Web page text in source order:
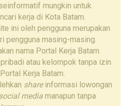
mungkin untuk
kerja di Kota Batam.
ini oleh pengguna merupakan
pengguna masing-masing.
nama Portal Kerja Batam
atau kelompok tanpa izin
Kerja Batam.
shareinformasi lowongan
mediamanapun tanpa